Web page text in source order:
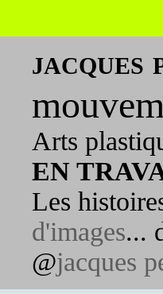
jacques
Arts
EN
Les
d'images...
@jacques